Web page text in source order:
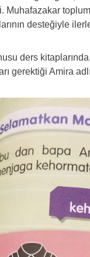
Muhafazakar
desteğiyle
ders
gerektiği Amira